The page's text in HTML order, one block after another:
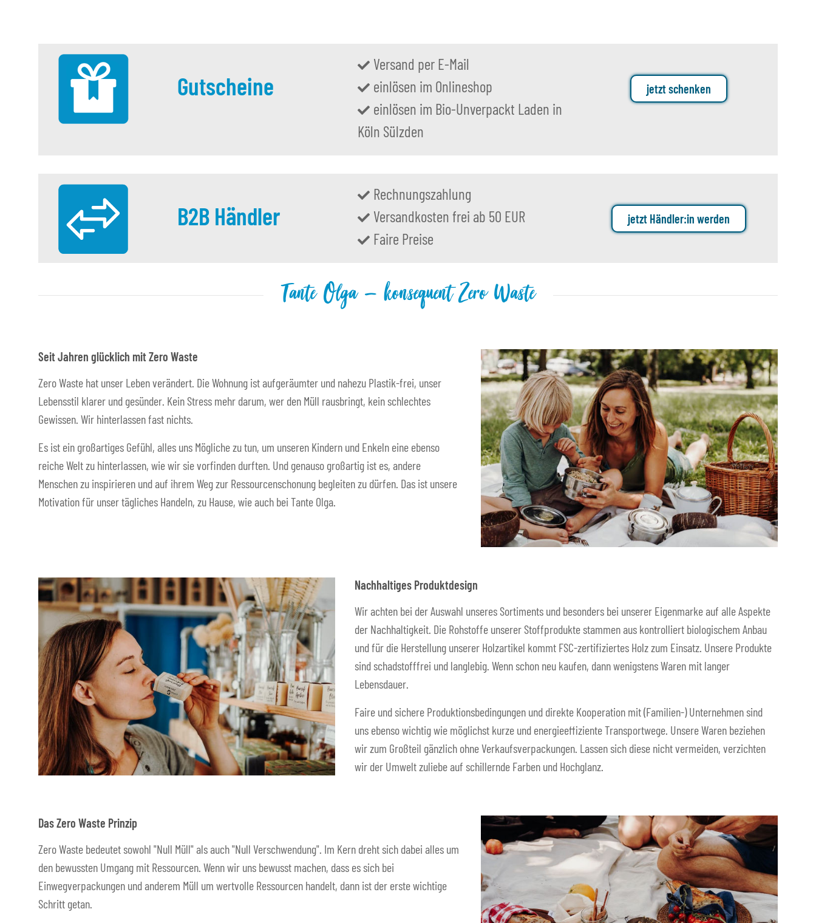
Gutscheine
Versand per E-Mail
einlösen im Onlineshop
einlösen im Bio-Unverpackt Laden in
Köln Sülzden
jetzt schenken
B2B Händler
Rechnungszahlung
Versandkosten frei ab 50 EUR
Faire Preise
jetzt Händler:in werden
Tante Olga – konsequent Zero Waste
Seit Jahren glücklich mit Zero Waste
Zero Waste hat unser Leben verändert. Die Wohnung ist aufgeräumter und nahezu Plastik-frei, unser
Lebensstil klarer und gesünder. Kein Stress mehr darum, wer den Müll rausbringt, kein schlechtes
Gewissen. Wir hinterlassen fast nichts.
Es ist ein großartiges Gefühl, alles uns Mögliche zu tun, um unseren Kindern und Enkeln eine ebenso
reiche Welt zu hinterlassen, wie wir sie vorfinden durften. Und genauso großartig ist es, andere
Menschen zu inspirieren und auf ihrem Weg zur Ressourcenschonung begleiten zu dürfen. Das ist unsere
Motivation für unser tägliches Handeln, zu Hause, wie auch bei Tante Olga.
Nachhaltiges Produktdesign
Wir achten bei der Auswahl unseres Sortiments und besonders bei unserer Eigenmarke auf alle Aspekte
der Nachhaltigkeit. Die Rohstoffe unserer Stoffprodukte stammen aus kontrolliert biologischem Anbau
und für die Herstellung unserer Holzartikel kommt FSC-zertifiziertes Holz zum Einsatz. Unsere Produkte
sind schadstofffrei und langlebig. Wenn schon neu kaufen, dann wenigstens Waren mit langer
Lebensdauer.
Faire und sichere Produktionsbedingungen und direkte Kooperation mit (Familien-) Unternehmen sind
uns ebenso wichtig wie möglichst kurze und energieeffiziente Transportwege. Unsere Waren beziehen
wir zum Großteil gänzlich ohne Verkaufsverpackungen. Lassen sich diese nicht vermeiden, verzichten
wir der Umwelt zuliebe auf schillernde Farben und Hochglanz.
Das Zero Waste Prinzip
Zero Waste bedeutet sowohl "Null Müll" als auch "Null Verschwendung". Im Kern dreht sich dabei alles um
den bewussten Umgang mit Ressourcen. Wenn wir uns bewusst machen, dass es sich bei
Einwegverpackungen und anderem Müll um wertvolle Ressourcen handelt, dann ist der erste wichtige
Schritt getan.